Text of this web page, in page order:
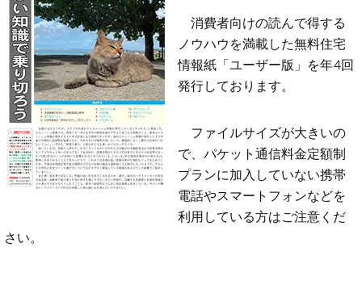
消費者向けの読んで得する
ノウハウを満載した無料住宅
情報紙「ユーザー版」を年4回
発行しております。
ファイルサイズが大きいの
で、パケット通信料金定額制
プランに加入していない携帯
電話やスマートフォンなどを
利用している方はご注意くだ
さい。